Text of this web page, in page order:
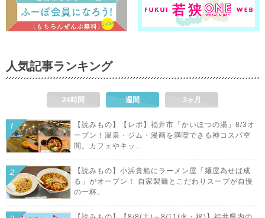
人気記事ランキング
24時間 週間 3ヶ月
【読みもの】【レポ】福井市「かいほつの湯」8/3オ
ープン！温泉・ジム・漫画を満喫できる神コスパ空
間。カフェやキッ...
【読みもの】小浜貴船にラーメン屋「麺屋為せば成
る」がオープン！ 自家製麺とこだわりスープが自慢
の一杯。